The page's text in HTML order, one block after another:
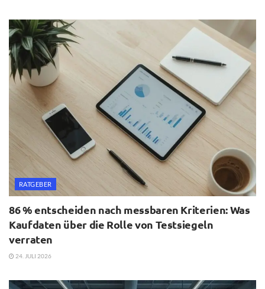
RATGEBER
86 % entscheiden nach messbaren Kriterien: Was
Kaufdaten über die Rolle von Testsiegeln
verraten
24. JULI 2026